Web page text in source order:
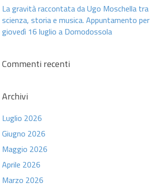
La gravità raccontata da Ugo Moschella tra
scienza, storia e musica. Appuntamento per
giovedì 16 luglio a Domodossola
Commenti recenti
Archivi
Luglio 2026
Giugno 2026
Maggio 2026
Aprile 2026
Marzo 2026